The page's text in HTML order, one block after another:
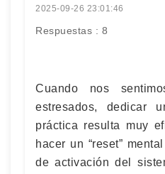
2025-09-26 23:01:46
Respuestas : 8
Cuando nos
estresados, dedicar
práctica resulta muy
hacer un “reset”
de activación del